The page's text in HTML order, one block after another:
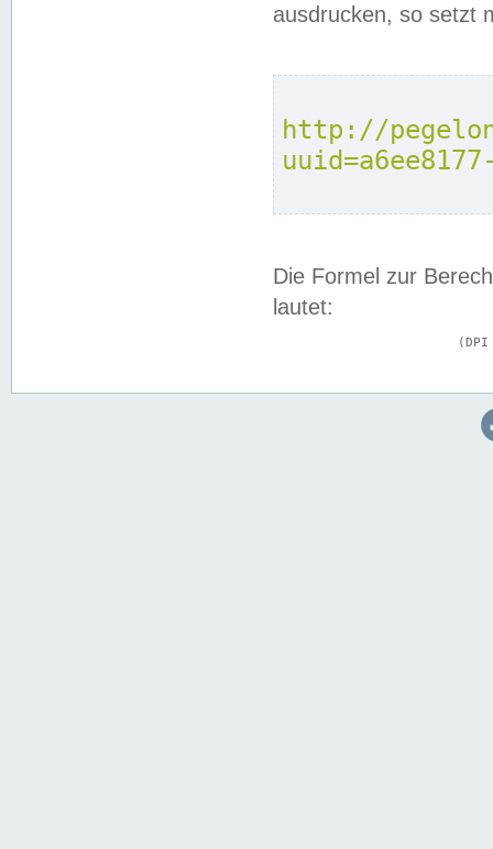
ausdrucken, so setzt
http://
Die Formel zur
lautet: